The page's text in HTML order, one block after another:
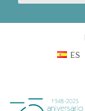
ES